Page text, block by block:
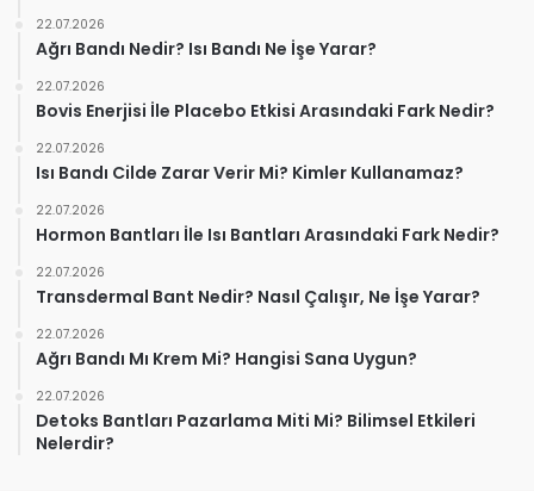
22.07.2026
Ağrı Bandı Nedir? Isı Bandı Ne İşe Yarar?
22.07.2026
Bovis Enerjisi İle Placebo Etkisi Arasındaki Fark Nedir?
22.07.2026
Isı Bandı Cilde Zarar Verir Mi? Kimler Kullanamaz?
22.07.2026
Hormon Bantları İle Isı Bantları Arasındaki Fark Nedir?
22.07.2026
Transdermal Bant Nedir? Nasıl Çalışır, Ne İşe Yarar?
22.07.2026
Ağrı Bandı Mı Krem Mi? Hangisi Sana Uygun?
22.07.2026
Detoks Bantları Pazarlama Miti Mi? Bilimsel Etkileri
Nelerdir?